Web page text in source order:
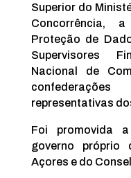
Superior do
Concorrência,
Proteção de
Supervisores
Nacional de
representativas
Foi promovida
governo próprio
Açores e do